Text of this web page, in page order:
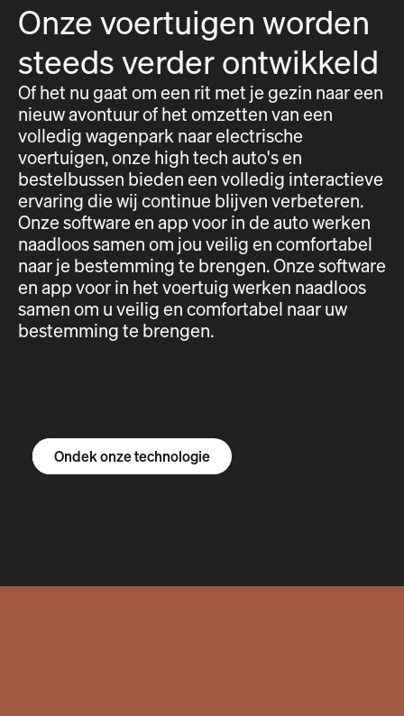
Onze voertuigen worden
steeds verder ontwikkeld
Of het nu gaat om een rit met je gezin naar een
nieuw avontuur of het omzetten van een
volledig wagenpark naar electrische
voertuigen, onze high tech auto's en
bestelbussen bieden een volledig interactieve
ervaring die wij continue blijven verbeteren.
Onze software en app voor in de auto werken
naadloos samen om jou veilig en comfortabel
naar je bestemming te brengen. Onze software
en app voor in het voertuig werken naadloos
samen om u veilig en comfortabel naar uw
bestemming te brengen.
Ontdek de R1S
Ontdek de R1T
Ontdek de bestelbus
Ondek onze technologie